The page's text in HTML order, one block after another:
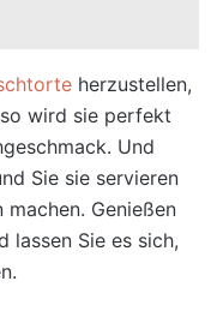
herzustellen,
wird sie perfekt
Und
Sie sie servieren
machen. Genießen
lassen Sie es sich,